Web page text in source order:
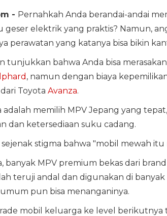
- Pernahkah Anda berandai-andai
geser elektrik yang praktis? Namun,
perawatan yang katanya bisa bikin
tunjukkan bahwa Anda bisa
, namun dengan biaya
Toyota Avanza.
adalah memilih MPV Jepang yang
dan ketersediaan suku cadang.
stigma bahwa "mobil mewah itu
banyak MPV premium bekas dari
teruji andal dan digunakan di
pun bisa menanganinya.
mobil keluarga ke level berikutnya